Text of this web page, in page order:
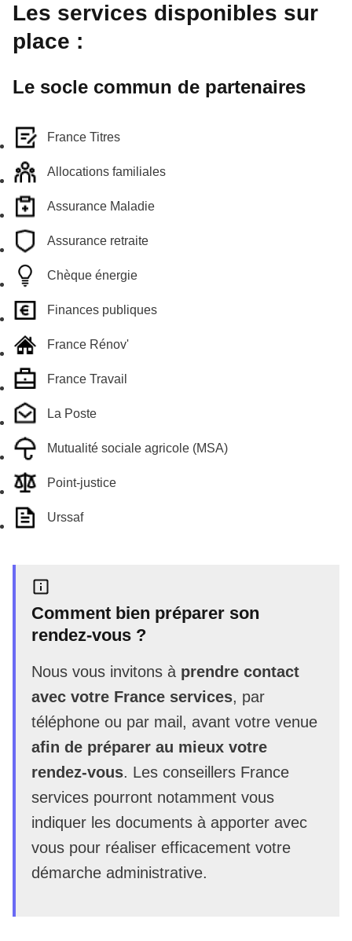
Les services disponibles sur
place :
Le socle commun de partenaires
France Titres
Allocations familiales
Assurance Maladie
Assurance retraite
Chèque énergie
Finances publiques
France Rénov'
France Travail
La Poste
Mutualité sociale agricole (MSA)
Point-justice
Urssaf
Comment bien préparer son
rendez-vous ?
Nous vous invitons à prendre contact
avec votre France services, par
téléphone ou par mail, avant votre venue
afin de préparer au mieux votre
rendez-vous. Les conseillers France
services pourront notamment vous
indiquer les documents à apporter avec
vous pour réaliser efficacement votre
démarche administrative.